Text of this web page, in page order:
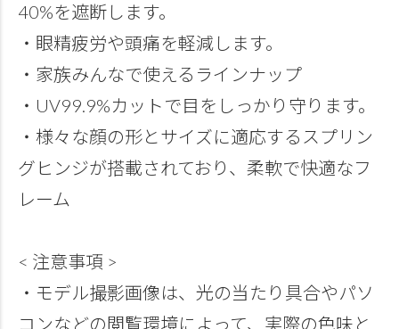
40%を遮断します。
・眼精疲労や頭痛を軽減します。
・家族みんなで使えるラインナップ
・UV99.9%カットで目をしっかり守ります。
・様々な顔の形とサイズに適応するスプリン
グヒンジが搭載されており、柔軟で快適なフ
レーム
< 注意事項 >
・モデル撮影画像は、光の当たり具合やパソ
コンなどの閲覧環境によって、実際の色味と